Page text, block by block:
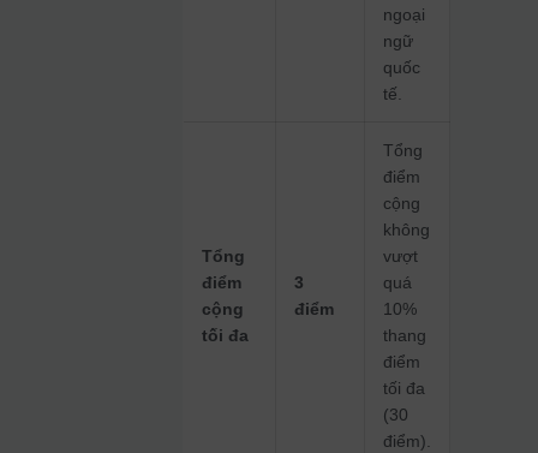
ngoại
ngữ
quốc
tế.
Tổng
điểm
cộng
tối đa
3
điểm
Tổng
điểm
cộng
không
vượt
quá
10%
thang
điểm
tối đa
(30
điểm).